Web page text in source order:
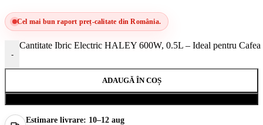
Cel mai bun raport preț-calitate din România.
-
Cantitate Ibric Electric HALEY 600W, 0.5L – Ideal pentru
ADAUGĂ ÎN COȘ
Estimare livrare: 10–12 aug